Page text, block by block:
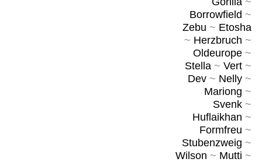
Borrowfield ~
Zebu ~ Etosha
~ Herzbruch ~
Oldeurope~
Stella~ Vert~
Dev~ Nelly~
Mariong ~
Svenk~
Huflaikhan ~
Formfreu ~
Stubenzweig ~
Wilson ~ Mutti ~